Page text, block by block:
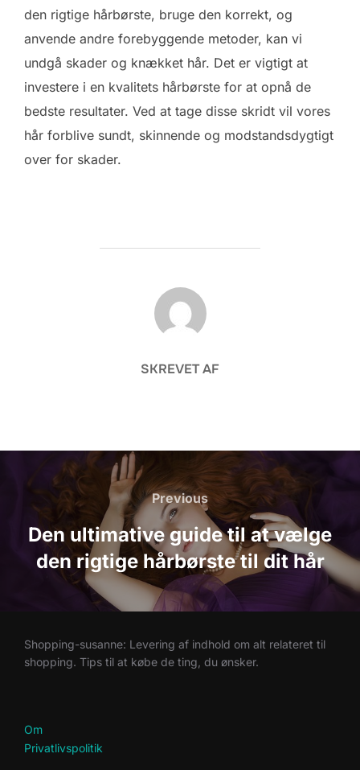
den rigtige hårbørste, bruge den korrekt, og
anvende andre forebyggende metoder, kan vi
undgå skader og knækket hår. Det er vigtigt at
investere i en kvalitets hårbørste for at opnå de
bedste resultater. Ved at tage disse skridt vil vores
hår forblive sundt, skinnende og modstandsdygtigt
over for skader.
FORFATTER
SKREVET AF
Indlægsnavigation
Previous
Previous
Den ultimative guide til at vælge
den rigtige hårbørste til dit hår
Shopping-susanne: Levering af indhold om alt relateret til
shopping. Tips til at købe de ting, du ønsker.
Om
Privatlivspolitik